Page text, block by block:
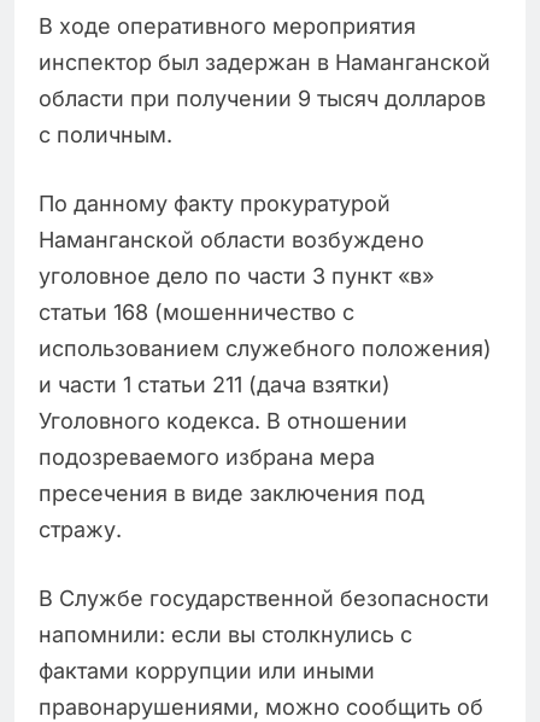
В ходе оперативного мероприятия
инспектор был задержан в Наманганской
области при получении 9 тысяч долларов
с поличным.
По данному факту прокуратурой
Наманганской области возбуждено
уголовное дело по части 3 пункт «в»
статьи 168 (мошенничество с
использованием служебного положения)
и части 1 статьи 211 (дача взятки)
Уголовного кодекса. В отношении
подозреваемого избрана мера
пресечения в виде заключения под
стражу.
В Службе государственной безопасности
напомнили: если вы столкнулись с
фактами коррупции или иными
правонарушениями, можно сообщить об